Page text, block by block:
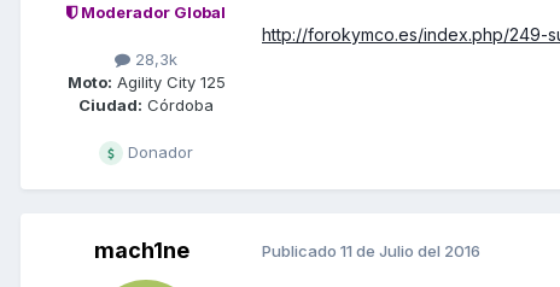
Moderador Global
28,3k
Moto: Agility City 125
Ciudad: Córdoba
Donador
http://forokymco.es/index.php/249-
mach1ne Publicado 11 de Julio del 2016